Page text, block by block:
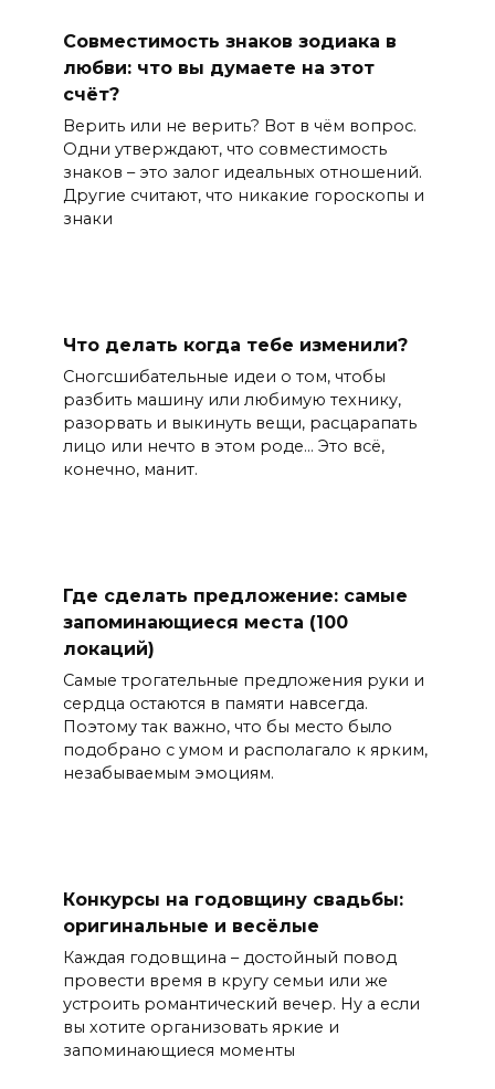
Совместимость знаков зодиака в
любви: что вы думаете на этот
счёт?
Верить или не верить? Вот в чём вопрос.
Одни утверждают, что совместимость
знаков – это залог идеальных отношений.
Другие считают, что никакие гороскопы и
знаки
Что делать когда тебе изменили?
Сногсшибательные идеи о том, чтобы
разбить машину или любимую технику,
разорвать и выкинуть вещи, расцарапать
лицо или нечто в этом роде… Это всё,
конечно, манит.
Где сделать предложение: самые
запоминающиеся места (100
локаций)
Самые трогательные предложения руки и
сердца остаются в памяти навсегда.
Поэтому так важно, что бы место было
подобрано с умом и располагало к ярким,
незабываемым эмоциям.
Конкурсы на годовщину свадьбы:
оригинальные и весёлые
Каждая годовщина – достойный повод
провести время в кругу семьи или же
устроить романтический вечер. Ну а если
вы хотите организовать яркие и
запоминающиеся моменты